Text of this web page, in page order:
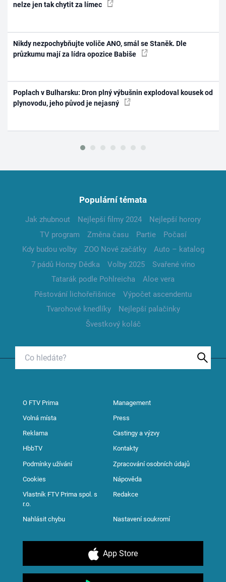
nelze jen tak chytit za límec
Nikdy nezpochybňujte voliče ANO, smál se Staněk. Dle
průzkumu mají za lídra opozice Babiše
Poplach v Bulharsku: Dron plný výbušnin explodoval kousek od
plynovodu, jeho původ je nejasný
Populární témata
Jak zhubnout Nejlepší filmy 2024
Nejlepší horory
TV program
Změna času Partie
Počasí
Kdy budou volby
ZOO Nové začátky
Auto – katalog
7 pádů Honzy Dědka
Volby 2025
Svařené víno
Tatarák podle Pohlreicha
Aloe vera
Pěstování lichořeřišnice
Výpočet ascendentu
Tvarohové knedlíky
Nejlepší palačinky
Švestkový koláč
O FTV Prima Management
Volná místa Press
Reklama Castingy a výzvy
HbbTV Kontakty
Podmínky užívání Zpracování osobních údajů
Cookies Nápověda
Vlastník FTV Prima spol. s
r.o.
Redakce
Nahlásit chybu Nastavení soukromí
App Store